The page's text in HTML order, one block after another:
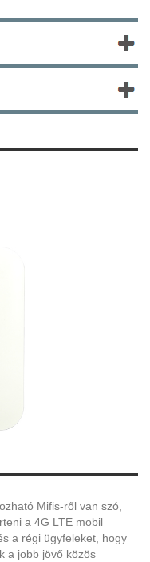
Mifis-ről van szó,
a 4G LTE mobil
a régi ügyfeleket, hogy
a jobb jövő közös